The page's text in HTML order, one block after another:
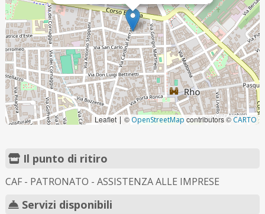
Leaflet | © OpenStreetMap contributors ©CARTO
Il punto di ritiro
CAF - PATRONATO - ASSISTENZA ALLE IMPRESE
Servizi disponibili